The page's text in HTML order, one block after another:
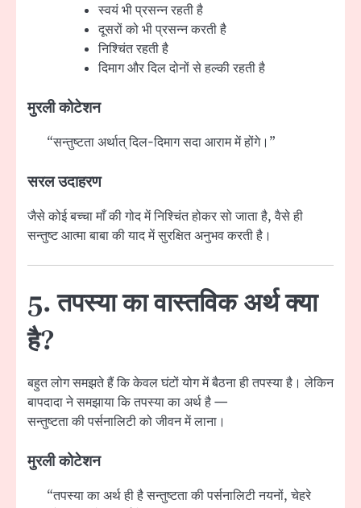
स्वयं भी प्रसन्न रहती है
दूसरों को भी प्रसन्न करती है
निश्चिंत रहती है
दिमाग और दिल दोनों से हल्की रहती है
मुरली कोटेशन
“सन्तुष्टता अर्थात् दिल-दिमाग सदा आराम में होंगे।”
सरल उदाहरण
जैसे कोई बच्चा माँ की गोद में निश्चिंत होकर सो जाता है, वैसे ही
सन्तुष्ट आत्मा बाबा की याद में सुरक्षित अनुभव करती है।
5. तपस्या का वास्तविक अर्थ क्या
है?
बहुत लोग समझते हैं कि केवल घंटों योग में बैठना ही तपस्या है। लेकिन
बापदादा ने समझाया कि तपस्या का अर्थ है —
सन्तुष्टता की पर्सनालिटी को जीवन में लाना।
मुरली कोटेशन
“तपस्या का अर्थ ही है सन्तुष्टता की पर्सनालिटी नयनों, चेहरे